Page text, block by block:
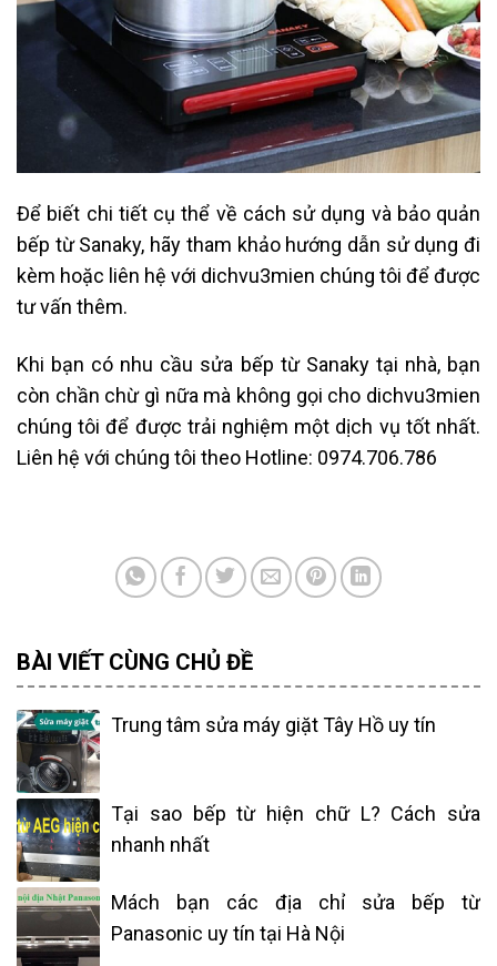
Để biết chi tiết cụ thể về cách sử dụng và bảo quản
bếp từ Sanaky, hãy tham khảo hướng dẫn sử dụng đi
kèm hoặc liên hệ với dichvu3mien chúng tôi để được
tư vấn thêm.
Khi bạn có nhu cầu sửa bếp từ Sanaky tại nhà, bạn
còn chần chừ gì nữa mà không gọi cho dichvu3mien
chúng tôi để được trải nghiệm một dịch vụ tốt nhất.
Liên hệ với chúng tôi theo Hotline: 0974.706.786
BÀI VIẾT CÙNG CHỦ ĐỀ
Trung tâm sửa máy giặt Tây Hồ uy tín
Tại sao bếp từ hiện chữ L? Cách sửa
nhanh nhất
Mách bạn các địa chỉ sửa bếp từ
Panasonic uy tín tại Hà Nội